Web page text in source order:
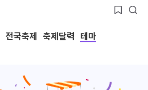
전국축제 축제달력 테마